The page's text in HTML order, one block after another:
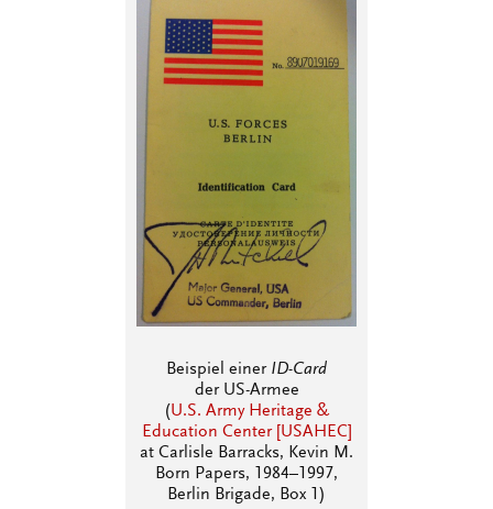
Beispiel einer ID-Card
der US-Armee
(U.S. Army Heritage &
Education Center [USAHEC]
at Carlisle Barracks, Kevin M.
Born Papers, 1984–1997,
Berlin Brigade, Box 1)